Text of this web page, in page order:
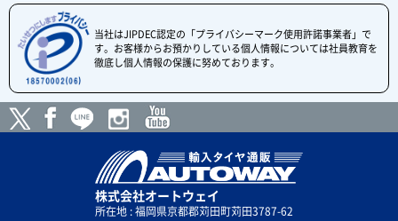
当社はJIPDEC認定の「プライバシーマーク使用許諾事業者」で
す。お客様からお預かりしている個人情報については社員教育を
徹底し個人情報の保護に努めております。
株式会社オートウェイ
所在地 : 福岡県京都郡苅田町苅田3787-62